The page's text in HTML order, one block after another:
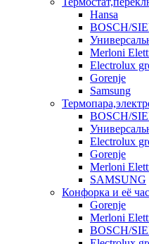
Hansa
BOSCH/
Merloni
Electrolux
Gorenje
Samsung
BOSCH/
Electrolux
Gorenje
Merloni
SAMSUNG
Конфорка и её
Gorenje
Merloni
BOSCH/